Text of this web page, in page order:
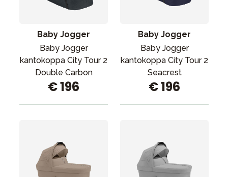
Baby Jogger
Baby Jogger
kantokoppa City Tour 2
Double Carbon
€ 196
Baby Jogger
Baby Jogger
kantokoppa City Tour 2
Seacrest
€ 196